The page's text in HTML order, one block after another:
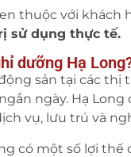
thuộc với khách
sử dụng thực tế.
dưỡng Hạ
sản tại các
ngày. Hạ Long
vụ, lưu trú và
có một số lợi thế